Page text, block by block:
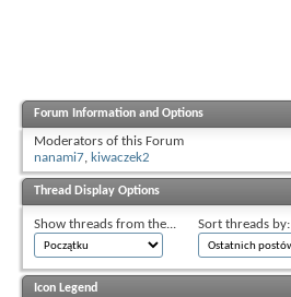
Forum Information and Options
Moderators of this Forum
nanami7, kiwaczek2
Thread Display Options
Show threads from the... Sort threads by:
Icon Legend